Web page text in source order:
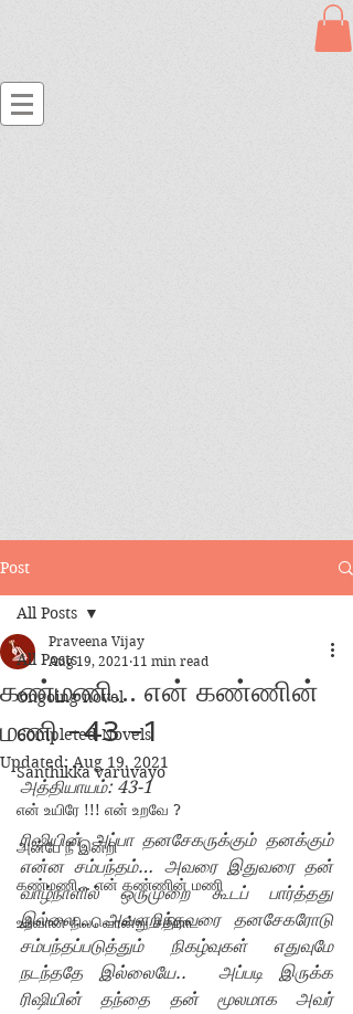
Post
All Posts
Ongoing novel
Completed Novels
Santhikka varuvayo
என் உயிரே !!! என் உறவே ?
அன்பே நீ இன்றி
கண்மணி... என் கண்ணின் மணி
உறவான நிலவொன்று சதிராட
All Posts
கண்மணி... என் கண்ணின்
மணி -43 -1
Praveena Vijay
Aug 19, 2021 11 min read
Updated: Aug 19, 2021
அத்தியாயம்: 43-1
ரிஷியின் அப்பா தனசேகருக்கும் தனக்கும்
என்ன சம்பந்தம்… அவரை இதுவரை தன்
வாழ்நாளில் ஒருமுறை கூடப் பார்த்தது
இல்லை… அவளறிந்தவரை தனசேகரோடு
சம்பந்தப்படுத்தும் நிகழ்வுகள் எதுவுமே
நடந்ததே இல்லையே..  அப்படி இருக்க
ரிஷியின் தந்தை தன் மூலமாக அவர்